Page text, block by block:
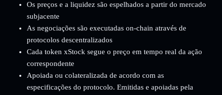
Os preços e a liquidez são espelhados a partir do mercado
subjacente
As negociações são executadas on-chain através de
protocolos descentralizados
Cada token xStock segue o preço em tempo real da ação
correspondente
Apoiada ou colateralizada de acordo com as
especificações do protocolo. Emitidas e apoiadas pela